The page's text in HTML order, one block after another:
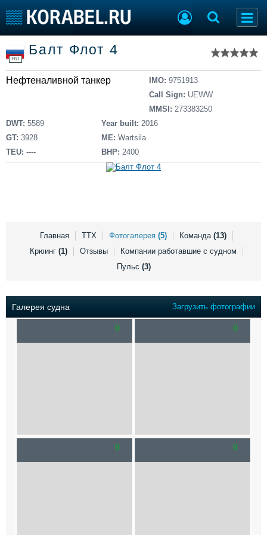
Тип судна
Добавить судно
Добавить проект
Последние 100
Пульс
Новости
Компании
Репутация
Торговая площадка
Доска объявлений
Продажа флота
Оборудование
Изделия
Конференции
Флот
Галерея флота
Отзывы
Все службы
RU
Балт Флот 4
Нефтеналивной танкер IMO: 9751913
Call Sign: UEWW
MMSI: 273383250
DWT: 5589
GT: 3928
TEU: ----
Year built: 2016
ME: Wartsila
BHP: 2400
Главная ТТХ Фотогалерея (5) Команда (13)
Крюинг (1) Отзывы
Компании работавшие с судном
Пульс (3)
Галерея судна Загрузить фотографии
0 0
0 0